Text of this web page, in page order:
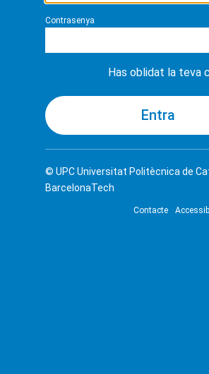
Contrasenya
Has oblidat la teva
© UPCUniversitat Politècnica de
BarcelonaTech
Contacte